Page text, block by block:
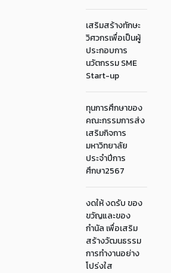
เสริมสร้างทักษะ
วิศวกรเพื่อเป็นผู้
ประกอบการ
นวัตกรรม SME
Start-up
ทุนการศึกษาของ
คณะกรรมการส่ง
เสริมกิจการ
มหาวิทยาลัย
ประจำปีการ
ศึกษา2567
งดให้ งดรับ ของ
ขวัญและของ
กำนัล เพื่อเสริม
สร้างวัฒนธรรม
การทำงานอย่าง
โปร่งใส